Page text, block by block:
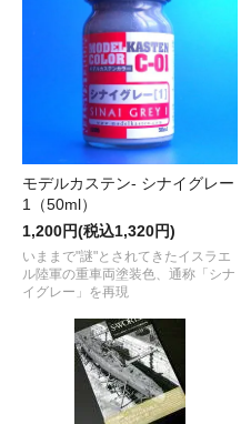
モデルカステン- シナイグレー
1（50ml）
1,200円(税込1,320円)
いままで"謎"とされてきたイスラエ
ル陸軍の重車両塗装色、通称「シナ
イグレー」を再現